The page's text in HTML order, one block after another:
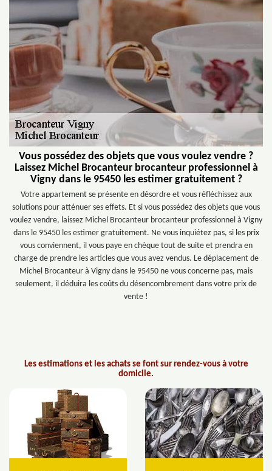
Vous possédez des objets que vous voulez vendre ?
Laissez Michel Brocanteur brocanteur professionnel à
Vigny dans le 95450 les estimer gratuitement ?
Votre appartement se présente en désordre et vous réfléchissez aux
solutions pour atténuer ses effets. Et si vous possédez des objets que vous
voulez vendre, laissez Michel Brocanteur brocanteur professionnel à Vigny
dans le 95450 les estimer gratuitement. Ne vous inquiétez pas, si les prix
vous conviennent, il vous paye en chèque tout de suite et prendra en
charge de prendre les articles que vous avez vendus. Le déplacement de
Michel Brocanteur à Vigny dans le 95450 ne vous concerne pas, mais
seulement, il déduira les coûts du désencombrement dans votre prix de
vente !
Les estimations et les achats se font sur rendez-vous à votre
domicile.